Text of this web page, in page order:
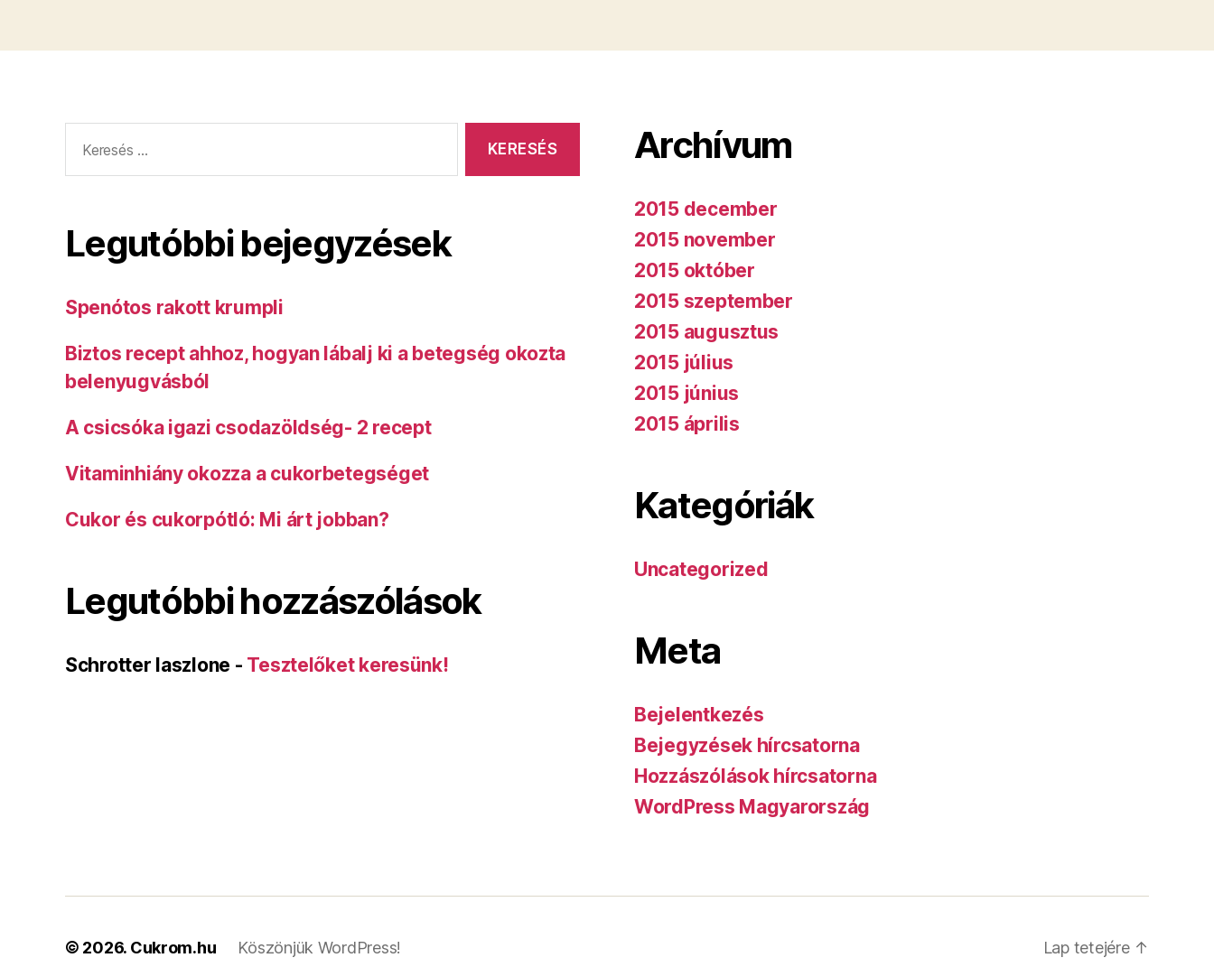
Legutóbbi bejegyzések
Spenótos rakott krumpli
Biztos recept ahhoz, hogyan lábalj ki a betegség okozta
belenyugvásból
A csicsóka igazi csodazöldség- 2 recept
Vitaminhiány okozza a cukorbetegséget
Cukor és cukorpótló: Mi árt jobban?
Legutóbbi hozzászólások
Schrotter laszlone - Tesztelőket keresünk!
Archívum
2015 december
2015 november
2015 október
2015 szeptember
2015 augusztus
2015 július
2015 június
2015 április
Kategóriák
Uncategorized
Meta
Bejelentkezés
Bejegyzések hírcsatorna
Hozzászólások hírcsatorna
WordPress Magyarország
© 2026. Cukrom.hu Köszönjük WordPress! Lap tetejére ↑